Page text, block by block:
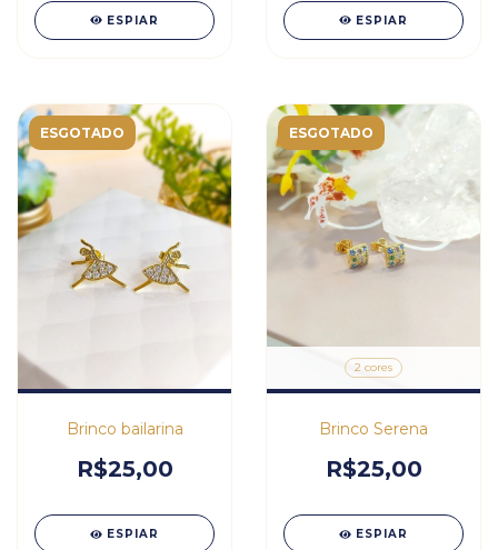
ESPIAR ESPIAR
ESGOTADO
Brinco bailarina
R$25,00
ESPIAR
ESGOTADO
2 cores
Brinco Serena
R$25,00
ESPIAR